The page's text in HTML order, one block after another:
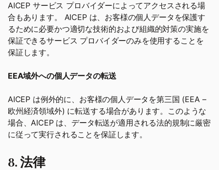
AICEP サービス プロバイダーによってアクセスされる場
合もあります。 AICEP は、お客様の個人データを保護す
るために必要かつ適切な技術的および組織的対策の実施を
保証できるサービス プロバイダーのみを使用することを
保証します。
EEA域外への個人データの転送
AICEP は例外的に、お客様の個人データを第三国 (EEA –
欧州経済領域外) に転送する場合があります。このような
場合、AICEP は、データ転送が適用される法的規制に厳密
に従って実行されることを保証します。
8. 法律